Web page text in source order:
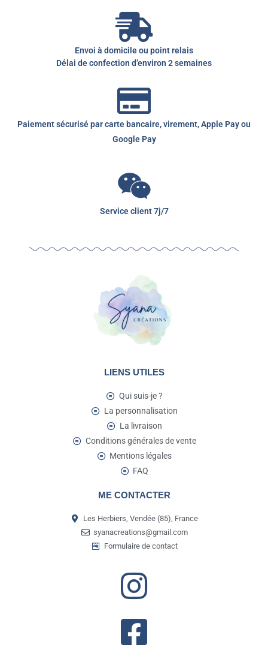
Envoi à domicile ou point relais
Délai de confection d’environ 2 semaines
Paiement sécurisé par carte bancaire, virement, Apple Pay ou
Google Pay
Service client 7j/7
LIENS UTILES
Qui suis-je ?
La personnalisation
La livraison
Conditions générales de vente
Mentions légales
FAQ
ME CONTACTER
Les Herbiers, Vendée (85), France
syanacreations@gmail.com
Formulaire de contact